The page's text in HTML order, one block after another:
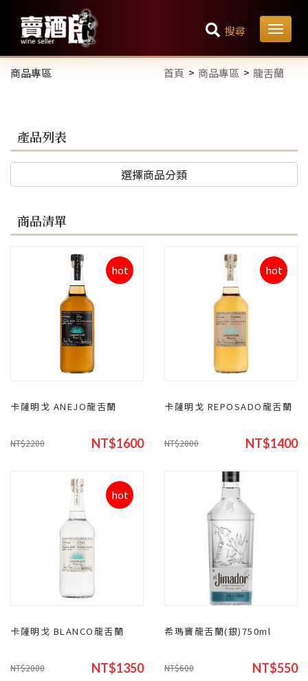
搜尋
商品專區 首頁 商品專區 龍舌蘭
產品列表
選擇商品分類
商品清單
hot
卡薩明戈 ANEJO龍舌蘭
NT$2200 NT$1600
hot
卡薩明戈 REPOSADO龍舌蘭
NT$2000 NT$1400
hot
卡薩明戈 BLANCO龍舌蘭
NT$2000 NT$1350
希瑪竇龍舌蘭(銀)750ml
NT$600 NT$550